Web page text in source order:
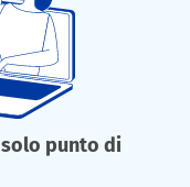
punto di